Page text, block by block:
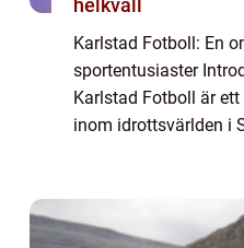
helkväll
Karlstad Fotboll: En
sportentusiaster
Karlstad Fotboll är
inom idrottsvärlden i